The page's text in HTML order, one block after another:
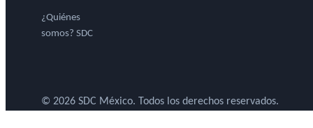
¿Quiénes
somos? SDC
© 2026 SDC México. Todos los derechos reservados.